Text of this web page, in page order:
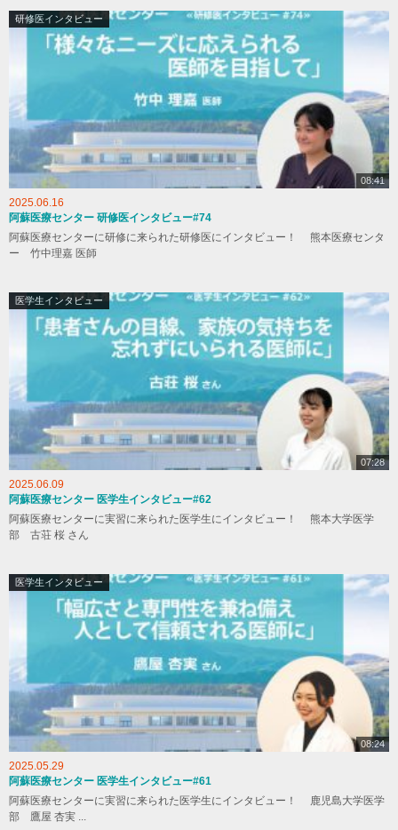
研修医インタビュー
08:41
2025.06.16
阿蘇医療センター 研修医インタビュー#74
阿蘇医療センターに研修に来られた研修医にインタビュー！ 熊本医療センタ
ー 竹中理嘉 医師
医学生インタビュー
07:28
2025.06.09
阿蘇医療センター 医学生インタビュー#62
阿蘇医療センターに実習に来られた医学生にインタビュー！ 熊本大学医学
部 古荘 桜 さん
医学生インタビュー
08:24
2025.05.29
阿蘇医療センター 医学生インタビュー#61
阿蘇医療センターに実習に来られた医学生にインタビュー！ 鹿児島大学医学
部 鷹屋 杏実 ...